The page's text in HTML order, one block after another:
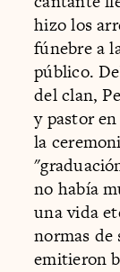
hizo los
fúnebre a
público.
del clan,
y pastor
la
no había
una vida
normas de
emitieron